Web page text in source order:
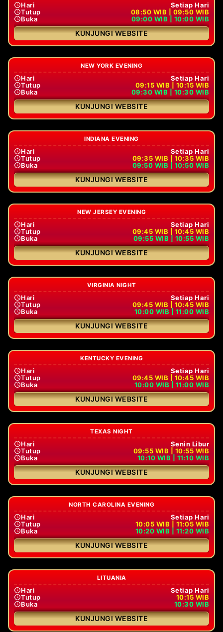
Hari
Setiap Hari
Tutup
08:50 WIB | 09:50 WIB
Buka
09:00 WIB | 10:00 WIB
KUNJUNGI WEBSITE
NEW YORK EVENING
Hari
Setiap Hari
Tutup
09:15 WIB | 10:15 WIB
Buka
09:30 WIB | 10:30 WIB
KUNJUNGI WEBSITE
INDIANA EVENING
Hari
Setiap Hari
Tutup
09:35 WIB | 10:35 WIB
Buka
09:50 WIB | 10:50 WIB
KUNJUNGI WEBSITE
NEW JERSEY EVENING
Hari
Setiap Hari
Tutup
09:45 WIB | 10:45 WIB
Buka
09:55 WIB | 10:55 WIB
KUNJUNGI WEBSITE
VIRGINIA NIGHT
Hari
Setiap Hari
Tutup
09:45 WIB | 10:45 WIB
Buka
10:00 WIB | 11:00 WIB
KUNJUNGI WEBSITE
KENTUCKY EVENING
Hari
Setiap Hari
Tutup
09:45 WIB | 10:45 WIB
Buka
10:00 WIB | 11:00 WIB
KUNJUNGI WEBSITE
TEXAS NIGHT
Hari
Senin Libur
Tutup
09:55 WIB | 10:55 WIB
Buka
10:10 WIB | 11:10 WIB
KUNJUNGI WEBSITE
NORTH CAROLINA EVENING
Hari
Setiap Hari
Tutup
10:05 WIB | 11:05 WIB
Buka
10:20 WIB | 11:20 WIB
KUNJUNGI WEBSITE
LITUANIA
Hari
Setiap Hari
Tutup
10:15 WIB
Buka
10:30 WIB
KUNJUNGI WEBSITE